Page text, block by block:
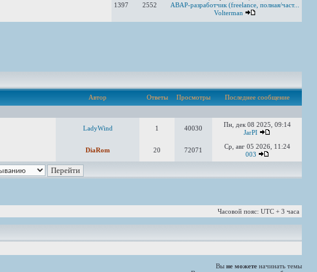
1397 2552
ABAP-разработчик (freelance, полная/част...
Volterman
Автор Ответы Просмотры
Последнее сообщение
LadyWind 1 40030
Пн, дек 08 2025, 09:14
JarPI
DiaRom 20 72071
Ср, авг 05 2026, 11:24
003
Часовой пояс: UTC + 3 часа
Вы не можете начинать темы